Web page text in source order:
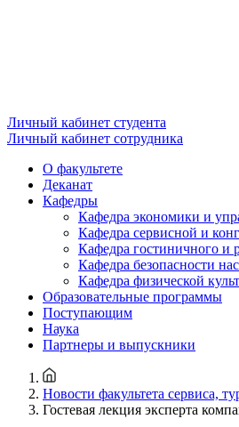
Личный кабинет студента
Личный кабинет сотрудника
О факультете
Деканат
Кафедры
Кафедра экономики и
Кафедра сервисной и
Кафедра гостиничного и
Кафедра безопасности
Кафедра физической
Образовательные программы
Поступающим
Наука
Партнеры и выпускники
Новости факультета сервиса,
Гостевая лекция эксперта